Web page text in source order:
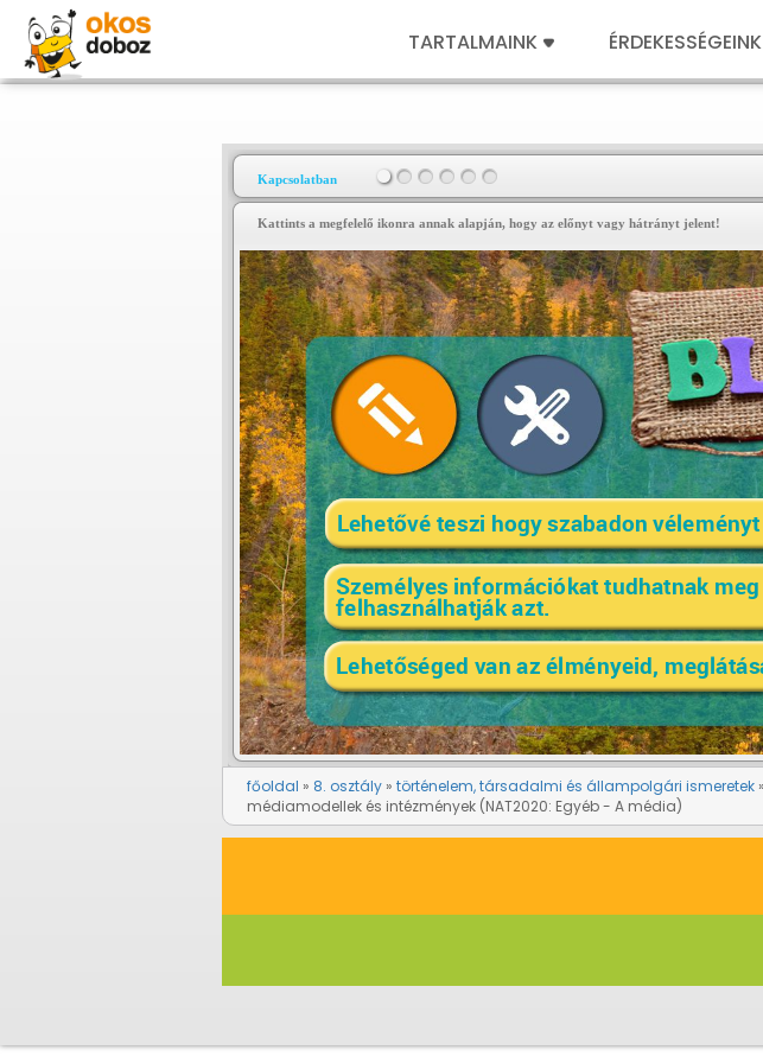
TARTALMAINK ÉRDEKESSÉGEINK
főoldal 8. osztály történelem, társadalmi és állampolgári ismeretek
médiamodellek és intézmények (NAT2020: Egyéb - A média)